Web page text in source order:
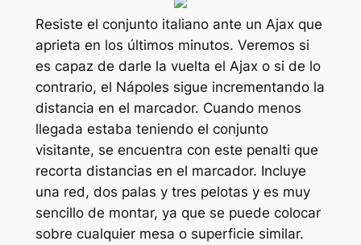
Resiste el conjunto italiano ante un Ajax que
aprieta en los últimos minutos. Veremos si
es capaz de darle la vuelta el Ajax o si de lo
contrario, el Nápoles sigue incrementando la
distancia en el marcador. Cuando menos
llegada estaba teniendo el conjunto
visitante, se encuentra con este penalti que
recorta distancias en el marcador. Incluye
una red, dos palas y tres pelotas y es muy
sencillo de montar, ya que se puede colocar
sobre cualquier mesa o superficie similar.